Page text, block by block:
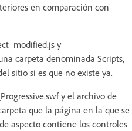
en comparación con
y
carpeta denominada Scripts,
sitio si es que no existe ya.
y el archivo de
que la página en la que se
aspecto contiene los controles